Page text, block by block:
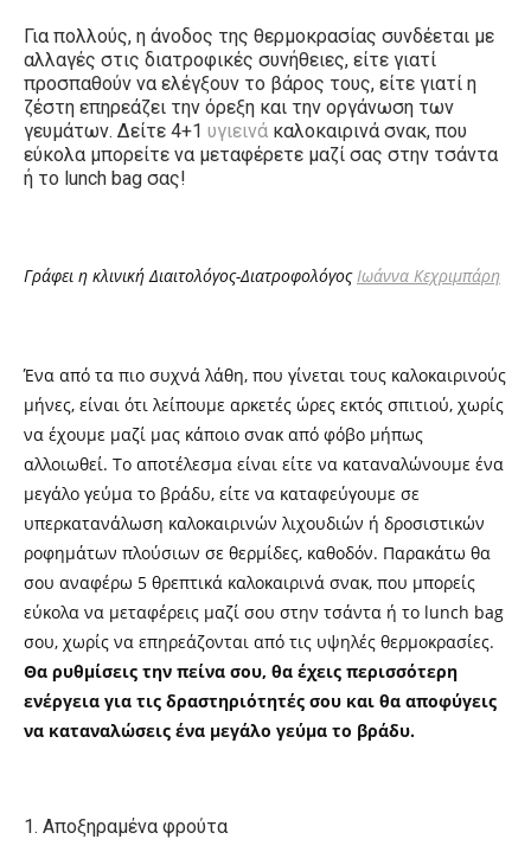
Για πολλούς, η άνοδος της θερμοκρασίας συνδέεται με
αλλαγές στις διατροφικές συνήθειες, είτε γιατί
προσπαθούν να ελέγξουν το βάρος τους, είτε γιατί η
ζέστη επηρεάζει την όρεξη και την οργάνωση των
γευμάτων. Δείτε 4+1 υγιεινά καλοκαιρινά σνακ, που
εύκολα μπορείτε να μεταφέρετε μαζί σας στην τσάντα
ή το lunch bag σας!
Γράφει η κλινική Διαιτολόγος-ΔιατροφολόγοςΙωάννα Κεχριμπάρη
Ένα από τα πιο συχνά λάθη, που γίνεται τους καλοκαιρινούς
μήνες, είναι ότι λείπουμε αρκετές ώρες εκτός σπιτιού, χωρίς
να έχουμε μαζί μας κάποιο σνακ από φόβο μήπως
αλλοιωθεί. Το αποτέλεσμα είναι είτε να καταναλώνουμε ένα
μεγάλο γεύμα το βράδυ, είτε να καταφεύγουμε σε
υπερκατανάλωση καλοκαιρινών λιχουδιών ή δροσιστικών
ροφημάτων πλούσιων σε θερμίδες, καθοδόν. Παρακάτω θα
σου αναφέρω 5 θρεπτικά καλοκαιρινά σνακ, που μπορείς
εύκολα να μεταφέρεις μαζί σου στην τσάντα ή το lunch bag
σου, χωρίς να επηρεάζονται από τις υψηλές θερμοκρασίες.
Θα ρυθμίσεις την πείνα σου, θα έχεις περισσότερη
ενέργεια για τις δραστηριότητές σου και θα αποφύγεις
να καταναλώσεις ένα μεγάλο γεύμα το βράδυ.
1. Αποξηραμένα φρούτα